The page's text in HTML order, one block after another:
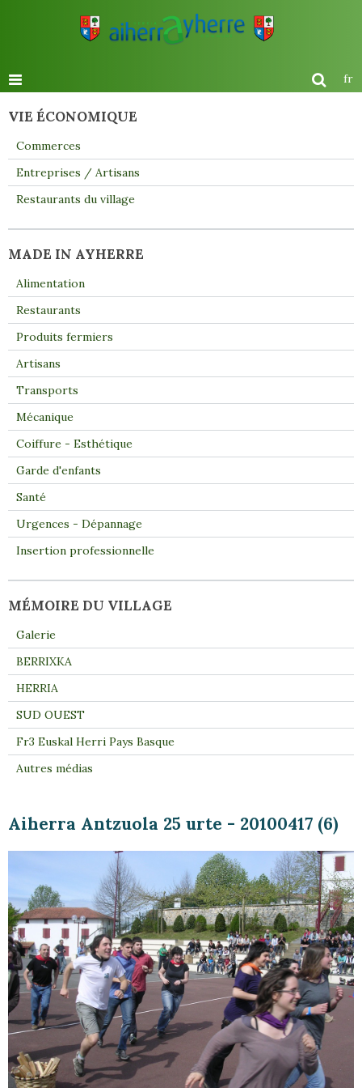
fr
Aiherra Antzuola 25 urte - 20100417 (6)
VIE ÉCONOMIQUE
Commerces
Entreprises / Artisans
Restaurants du village
MADE IN AYHERRE
Alimentation
Restaurants
Produits fermiers
Artisans
Transports
Mécanique
Coiffure - Esthétique
Garde d'enfants
Santé
Urgences - Dépannage
Insertion professionnelle
MÉMOIRE DU VILLAGE
Galerie
BERRIXKA
HERRIA
SUD OUEST
Fr3 Euskal Herri Pays Basque
Autres médias